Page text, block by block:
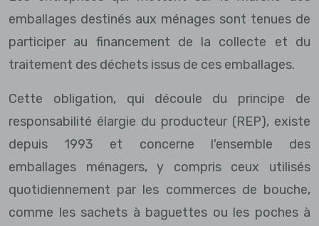
emballages destinés aux ménages sont tenues de
participer au financement de la collecte et du
traitement des déchets issus de ces emballages.
Cette obligation, qui découle du principe de
responsabilité élargie du producteur (REP), existe
depuis 1993 et concerne l'ensemble des
emballages ménagers, y compris ceux utilisés
quotidiennement par les commerces de bouche,
comme les sachets à baguettes ou les poches à